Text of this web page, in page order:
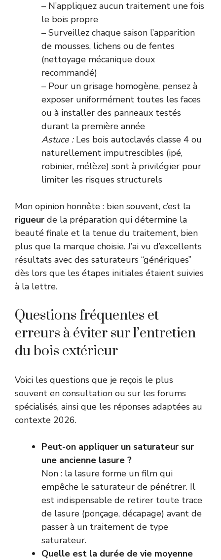
– N’appliquez aucun traitement une fois
le bois propre
– Surveillez chaque saison l’apparition
de mousses, lichens ou de fentes
(nettoyage mécanique doux
recommandé)
– Pour un grisage homogène, pensez à
exposer uniformément toutes les faces
ou à installer des panneaux testés
durant la première année
Astuce :Les bois autoclavés classe 4 ou
naturellement imputrescibles (ipé,
robinier, mélèze) sont à privilégier pour
limiter les risques structurels
Mon opinion honnête : bien souvent, c’est la
rigueur de la préparation qui détermine la
beauté finale et la tenue du traitement, bien
plus que la marque choisie. J’ai vu d’excellents
résultats avec des saturateurs “génériques”
dès lors que les étapes initiales étaient suivies
à la lettre.
Questions fréquentes et
erreurs à éviter sur l’entretien
du bois extérieur
Voici les questions que je reçois le plus
souvent en consultation ou sur les forums
spécialisés, ainsi que les réponses adaptées au
contexte 2026.
Peut-on appliquer un saturateur sur
une ancienne lasure ?
Non : la lasure forme un film qui
empêche le saturateur de pénétrer. Il
est indispensable de retirer toute trace
de lasure (ponçage, décapage) avant de
passer à un traitement de type
saturateur.
Quelle est la durée de vie moyenne